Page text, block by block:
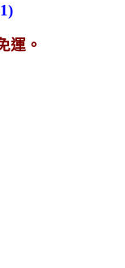
運。